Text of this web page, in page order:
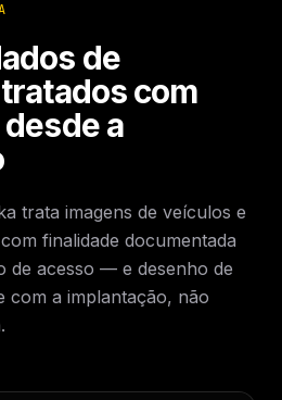
de
com
a
trata imagens de veículos e
finalidade documentada
de acesso — e desenho de
com a implantação, não